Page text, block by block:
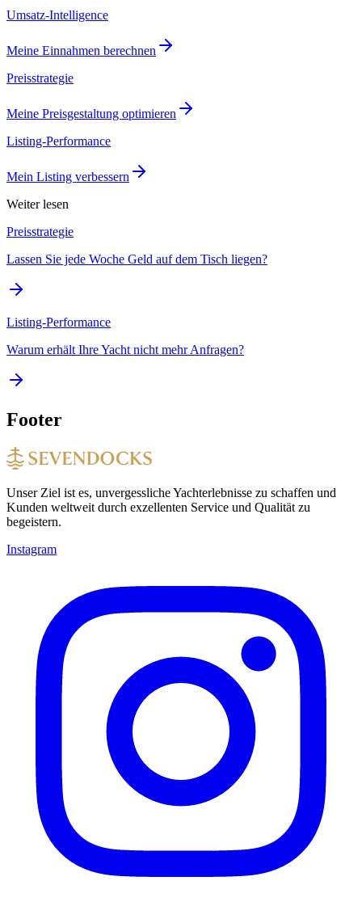
Umsatz-Intelligence
Meine Einnahmen berechnen
Preisstrategie
Meine Preisgestaltung optimieren
Listing-Performance
Mein Listing verbessern
Weiter lesen
Preisstrategie
Lassen Sie jede Woche Geld auf dem Tisch liegen?
Listing-Performance
Warum erhält Ihre Yacht nicht mehr Anfragen?
Footer
Unser Ziel ist es, unvergessliche Yachterlebnisse zu schaffen und
Kunden weltweit durch exzellenten Service und Qualität zu
begeistern.
Instagram